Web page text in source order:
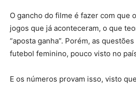
O gancho do filme é fazer com que
jogos que já aconteceram, o que
“aposta ganha”. Porém, as
futebol feminino, pouco visto no
E os números provam isso, visto